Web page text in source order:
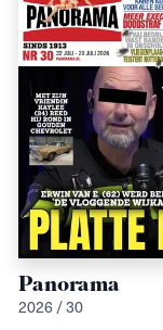
Panorama
2026 / 30